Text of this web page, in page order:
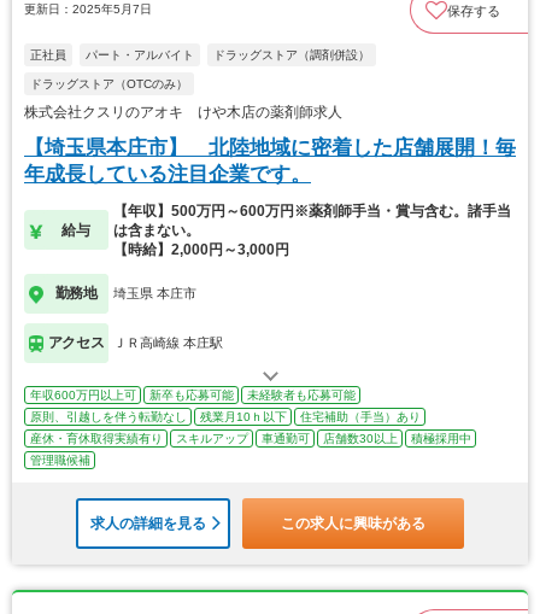
更新日：2025年5月7日 保存する
正社員 パート・アルバイト ドラッグストア（調剤併設）
ドラッグストア（OTCのみ）
株式会社クスリのアオキ けや木店の薬剤師求人
【埼玉県本庄市】 北陸地域に密着した店舗展開！毎
年成長している注目企業です。
給与
【年収】500万円～600万円※薬剤師手当・賞与含む。諸手当
は含まない。
【時給】2,000円～3,000円
勤務地 埼玉県 本庄市
アクセス ＪＲ高崎線 本庄駅
年収600万円以上可 新卒も応募可能
未経験者も応募可能
原則、引越しを伴う転勤なし
残業月10ｈ以下
住宅補助（手当）あり
産休・育休取得実績有り
スキルアップ 車通勤可 店舗数30以上
積極採用中
管理職候補
求人の詳細を見る この求人に興味がある